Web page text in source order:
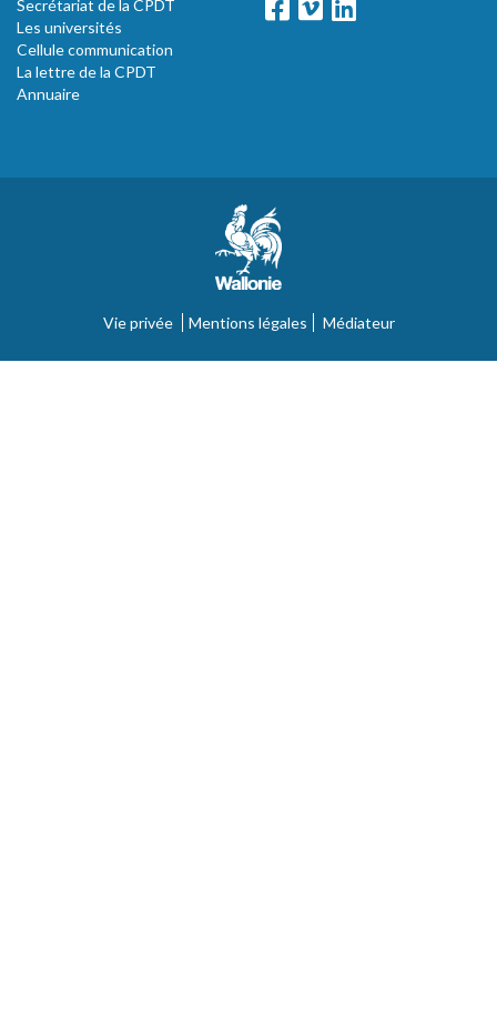
Secrétariat de la CPDT
Les universités
Cellule communication
La lettre de la CPDT
Annuaire
Vie privée Mentions légales Médiateur